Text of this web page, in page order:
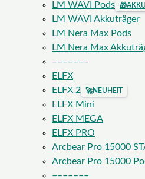
LM WAVI Pods
🎁
LM WAVI Akkuträger
LM Nera Max Pods
LM Nera Max
–––––––
ELFX
ELFX 2
🚀NEUHEIT
ELFX Mini
ELFX MEGA
ELFX PRO
Arcbear Pro 15000
Arcbear Pro 15000
–––––––